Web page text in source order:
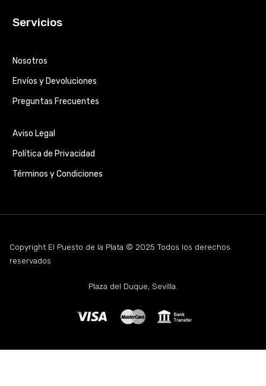
Servicios
Nosotros
Envíos y Devoluciones
Preguntas Frecuentes
Aviso Legal
Política de Privacidad
Términos y Condiciones
Copyright El Puesto de la Plata © 2025 Todos los derechos
reservados
Plaza del Duque, Sevilla.